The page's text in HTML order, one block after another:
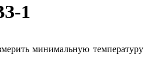
1
минимальную температуру